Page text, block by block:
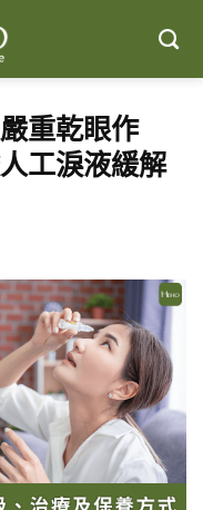
重乾眼作
工淚液緩解